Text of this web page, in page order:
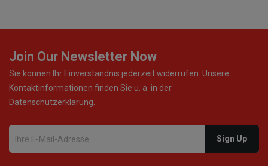
Join Our Newsletter Now
Sie können Ihr Einverständnis jederzeit widerrufen. Unsere
Kontaktinformationen finden Sie u. a. in der
Datenschutzerklärung.